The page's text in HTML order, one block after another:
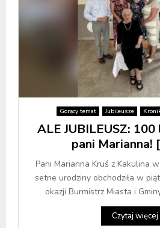
Gorący temat Jubileusze
ALE JUBILEUSZ:
pani Marianna!
Pani Marianna Kruś z Kakulina
setne urodziny obchodziła w
okazji Burmistrz Miasta i
Czytaj więcej